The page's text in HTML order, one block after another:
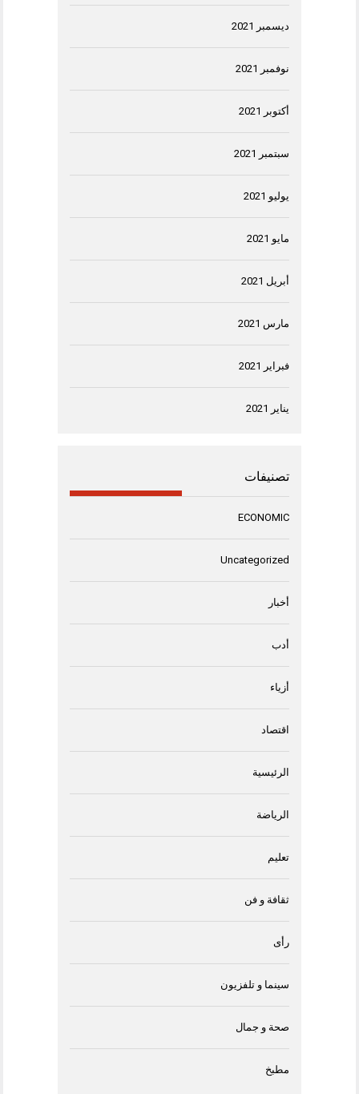
ديسمبر 2021
نوفمبر 2021
أكتوبر 2021
سبتمبر 2021
يوليو 2021
مايو 2021
أبريل 2021
مارس 2021
فبراير 2021
يناير 2021
تصنيفات
ECONOMIC
Uncategorized
أخبار
أدب
أزياء
اقتصاد
الرئيسية
الرياضة
تعليم
ثقافة و فن
رأى
سينما و تلفزيون
صحة و جمال
مطبخ